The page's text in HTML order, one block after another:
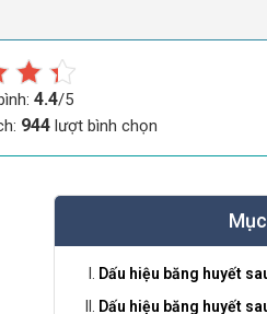
4.4/5
944lượt bình chọn
Dấu hiệu băng huyết
Dấu hiệu băng huyết